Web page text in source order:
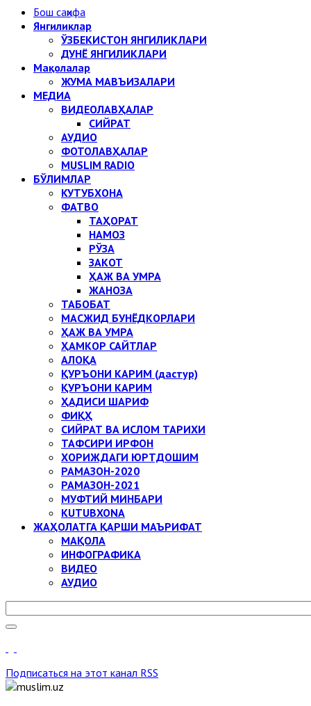
Бош саҳифа
Янгиликлар
ЎЗБЕКИСТОН ЯНГИЛИКЛАРИ
ДУНЁ ЯНГИЛИКЛАРИ
Мақолалар
ЖУМА МАВЪИЗАЛАРИ
МЕДИА
ВИДЕОЛАВҲАЛАР
СИЙРАТ
АУДИО
ФОТОЛАВҲАЛАР
MUSLIM RADIO
БЎЛИМЛАР
КУТУБХОНА
ФАТВО
ТАҲОРАТ
НАМОЗ
РЎЗА
ЗАКОТ
ҲАЖ ВА УМРА
ЖАНОЗА
ТАБОБАТ
МАСЖИД БУНЁДКОРЛАРИ
ҲАЖ ВА УМРА
ҲАМКОР САЙТЛАР
АЛОҚА
ҚУРЪОНИ КАРИМ (дастур)
ҚУРЪОНИ КАРИМ
ҲАДИСИ ШАРИФ
ФИҚҲ
СИЙРАТ ВА ИСЛОМ ТАРИХИ
ТАФСИРИ ИРФОН
ХОРИЖДАГИ ЮРТДОШИМ
РАМАЗОН-2020
РАМАЗОН-2021
МУФТИЙ МИНБАРИ
KUTUBXONA
ЖАҲОЛАТГА ҚАРШИ МАЪРИФАТ
МАҚОЛА
ИНФОГРАФИКА
ВИДЕО
АУДИО
Подписаться на этот канал RSS